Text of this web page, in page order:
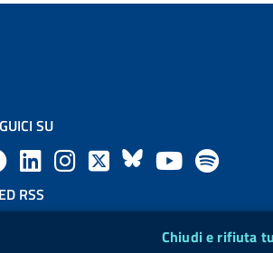
Chiudi e rifiuta
SU
F
a
L
X
B
Y
u
l
b
RSS